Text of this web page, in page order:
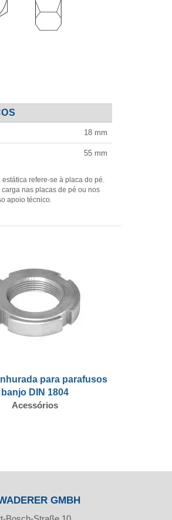
18 mm
55 mm
refere-se à placa do pé.
nas placas de pé ou nos
apoio técnico.
para parafusos
banjo DIN 1804
Acessórios
GMBH